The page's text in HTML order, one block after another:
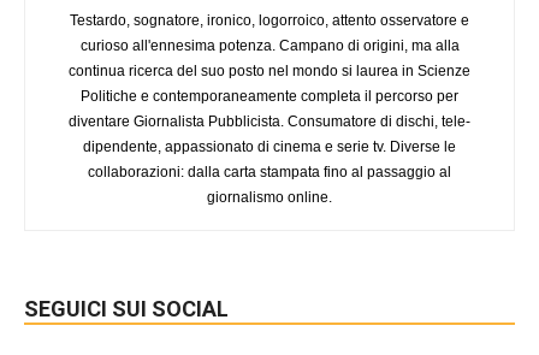
Testardo, sognatore, ironico, logorroico, attento osservatore e
curioso all'ennesima potenza. Campano di origini, ma alla
continua ricerca del suo posto nel mondo si laurea in Scienze
Politiche e contemporaneamente completa il percorso per
diventare Giornalista Pubblicista. Consumatore di dischi, tele-
dipendente, appassionato di cinema e serie tv. Diverse le
collaborazioni: dalla carta stampata fino al passaggio al
giornalismo online.
SEGUICI SUI SOCIAL